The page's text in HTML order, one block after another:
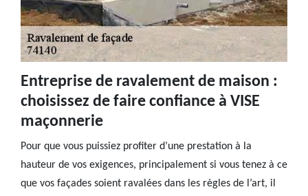
Entreprise de ravalement de maison :
choisissez de faire confiance à VISE
maçonnerie
Pour que vous puissiez profiter d’une prestation à la
hauteur de vos exigences, principalement si vous tenez à ce
que vos façades soient ravalées dans les règles de l’art, il